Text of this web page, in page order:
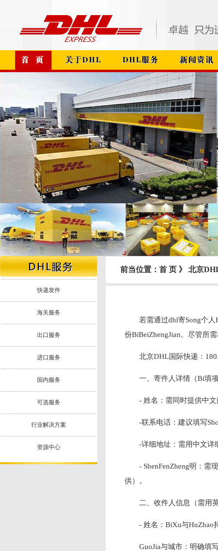
快递发件
海关服务
出口服务
进口服务
国内服务
可选服务
行业解决方案
资源中心
前当位置：首 页 》 北京
若需通过dhl寄Song个
份BiBeiZhengJian。尽管所
北京DHL国际快递：
一、寄件人详情（Bi填
- 姓名：需同时提供中
-联系电话：建议填写
-详细地址：需用中文详
- ShenFenZheng明：需
供）。
二、收件人信息（需用
- 姓名：BiXu与HuZhao
GuoJia与城市：明确填